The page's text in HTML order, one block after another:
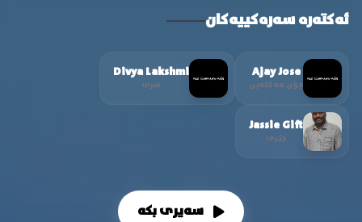
ئەکتەرە سەرەکییەکان
Ajay Jose
جۆن مەککەین
Divya Lakshmi
سری
Jassie Gift
جێری
سەیری بکە